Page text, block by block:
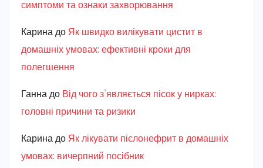
симптоми та ознаки захворювання
Карина до Як швидко вилікувати цистит в
домашніх умовах: ефективні кроки для
полегшення
Ганна до Від чого з’являється пісок у нирках:
головні причини та ризики
Карина до Як лікувати пієлонефрит в домашніх
умовах: вичерпний посібник